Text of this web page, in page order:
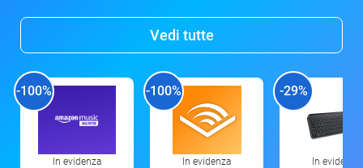
Vedi tutte
-100%
In evidenza
-100%
In evidenza
-29%
In evidenza